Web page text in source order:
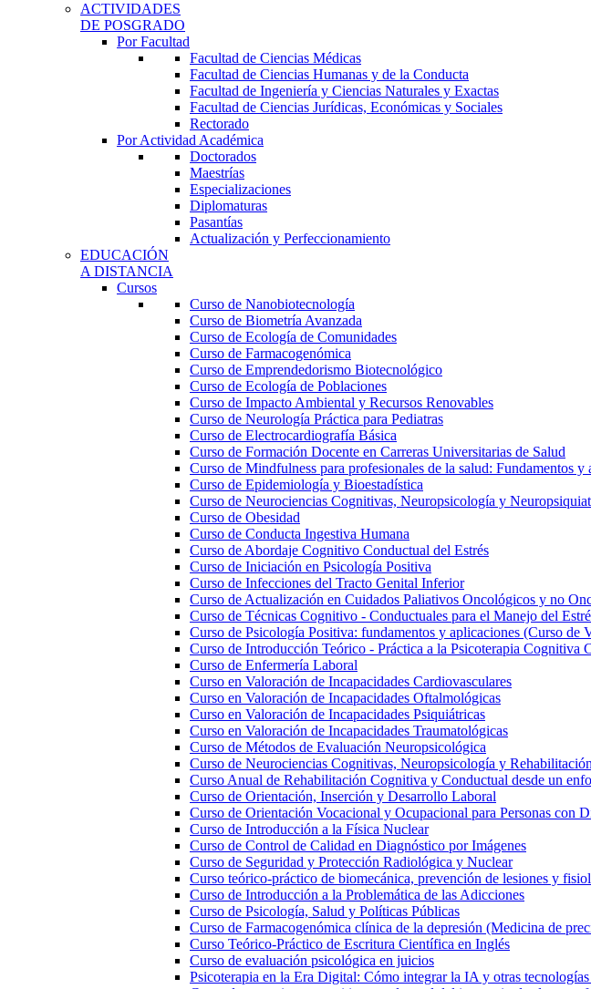
ACTIVIDADES
DE POSGRADO
Por Facultad
Facultad de Ciencias Médicas
Facultad de Ciencias Humanas y de la Conducta
Facultad de Ingeniería y Ciencias Naturales y Exactas
Facultad de Ciencias Jurídicas, Económicas y Sociales
Rectorado
Por Actividad Académica
Doctorados
Maestrías
Especializaciones
Diplomaturas
Pasantías
Actualización y Perfeccionamiento
EDUCACIÓN
A DISTANCIA
Cursos
Curso de Nanobiotecnología
Curso de Biometría Avanzada
Curso de Ecología de Comunidades
Curso de Farmacogenómica
Curso de Emprendedorismo Biotecnológico
Curso de Ecología de Poblaciones
Curso de Impacto Ambiental y Recursos Renovables
Curso de Neurología Práctica para Pediatras
Curso de Electrocardiografía Básica
Curso de Formación Docente en Carreras Universitarias de Salud
Curso de Mindfulness para profesionales de la salud: Fundamentos y
Curso de Epidemiología y Bioestadística
Curso de Neurociencias Cognitivas, Neuropsicología y
Curso de Obesidad
Curso de Conducta Ingestiva Humana
Curso de Abordaje Cognitivo Conductual del Estrés
Curso de Iniciación en Psicología Positiva
Curso de Infecciones del Tracto Genital Inferior
Curso de Actualización en Cuidados Paliativos Oncológicos y no
Curso de Técnicas Cognitivo - Conductuales para el Manejo del
Curso de Psicología Positiva: fundamentos y aplicaciones (Curso de
Curso de Introducción Teórico - Práctica a la Psicoterapia Cognitiva
Curso de Enfermería Laboral
Curso en Valoración de Incapacidades Cardiovasculares
Curso en Valoración de Incapacidades Oftalmológicas
Curso en Valoración de Incapacidades Psiquiátricas
Curso en Valoración de Incapacidades Traumatológicas
Curso de Métodos de Evaluación Neuropsicológica
Curso de Neurociencias Cognitivas, Neuropsicología y
Curso Anual de Rehabilitación Cognitiva y Conductual desde un
Curso de Orientación, Inserción y Desarrollo Laboral
Curso de Orientación Vocacional y Ocupacional para Personas con
Curso de Introducción a la Física Nuclear
Curso de Control de Calidad en Diagnóstico por Imágenes
Curso de Seguridad y Protección Radiológica y Nuclear
Curso teórico-práctico de biomecánica, prevención de lesiones y
Curso de Introducción a la Problemática de las Adicciones
Curso de Psicología, Salud y Políticas Públicas
Curso de Farmacogenómica clínica de la depresión (Medicina de
Curso Teórico-Práctico de Escritura Científica en Inglés
Curso de evaluación psicológica en juicios
Psicoterapia en la Era Digital: Cómo integrar la IA y otras tecnologías